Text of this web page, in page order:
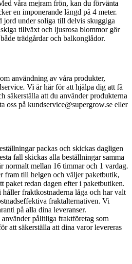
våra mejram frön, kan du förvänta
en imponerande längd på 4 meter.
jord under soliga till delvis skuggiga
tillväxt och ljusrosa blommor gör
trädgårdar och balkonglådor.
användning av våra produkter,
Vi är här för att hjälpa dig att få
säkerställa att du använder produkterna
oss på kundservice@supergrow.se eller
packas och skickas dagligen
fall skickas alla beställningar samma
normalt mellan 16 timmar och 1 vardag.
fram till helgen och väljer paketbutik,
paket redan dagen efter i paketbutiken.
håller fraktkostnaderna låga och har valt
fraktalternativen. Vi
på alla dina leveranser.
pålitliga fraktföretag som
att säkerställa att dina varor levereras